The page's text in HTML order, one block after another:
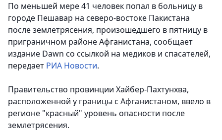
По меньшей мере 41 человек попал в больницу в
городе Пешавар на северо-востоке Пакистана
после землетрясения, произошедшего в пятницу в
приграничном районе Афганистана, сообщает
издание Dawn со ссылкой на медиков и спасателей,
передает РИА Новости.
Правительство провинции Хайбер-Пахтунхва,
расположенной у границы с Афганистаном, ввело в
регионе "красный" уровень опасности после
землетрясения.